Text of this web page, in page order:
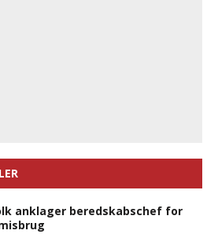
anklager beredskabschef for